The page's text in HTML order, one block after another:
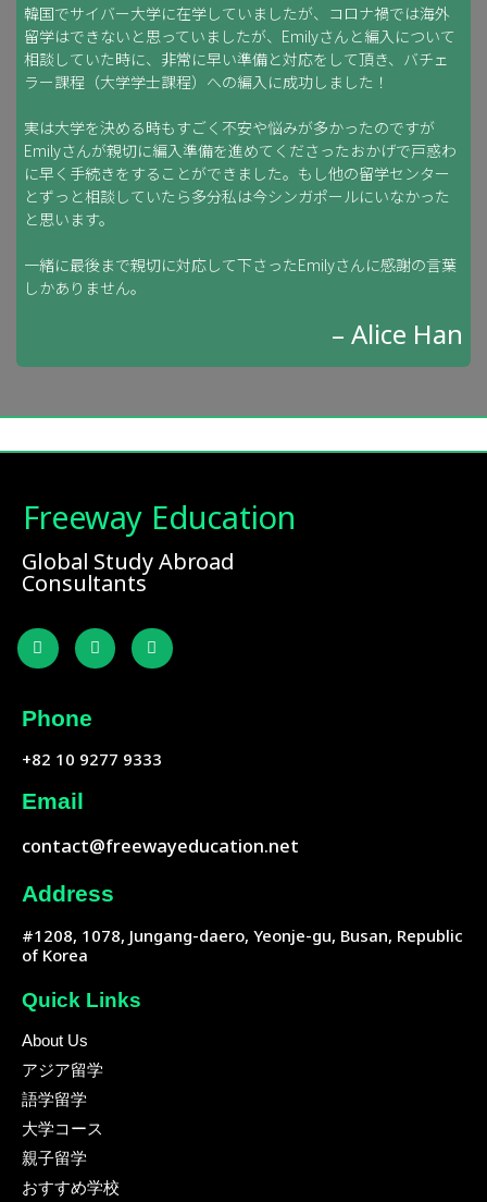
韓国でサイバー大学に在学していましたが、コロナ禍では海外
留学はできないと思っていましたが、Emilyさんと編入について
相談していた時に、非常に早い準備と対応をして頂き、バチェ
ラー課程（大学学士課程）への編入に成功しました！
実は大学を決める時もすごく不安や悩みが多かったのですが
Emilyさんが親切に編入準備を進めてくださったおかげで戸惑わ
に早く手続きをすることができました。もし他の留学センター
とずっと相談していたら多分私は今シンガポールにいなかった
と思います。
一緒に最後まで親切に対応して下さったEmilyさんに感謝の言葉
しかありません。
– Alice Han
Freeway Education
Global Study Abroad
Consultants
Phone
+82 10 9277 9333
Email
contact@freewayeducation.net
Address
#1208, 1078, Jungang-daero, Yeonje-gu, Busan, Republic
of Korea
Quick Links
About Us
アジア留学
語学留学
大学コース
親子留学
おすすめ学校